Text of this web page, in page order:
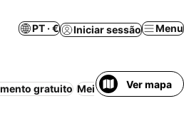
PT · € Iniciar sessão Menu
gratuito Meia-pensão Casa/
Ver mapa